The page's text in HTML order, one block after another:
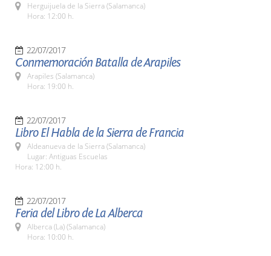
Herguijuela de la Sierra (Salamanca)
Hora: 12:00 h.
22/07/2017
Conmemoración Batalla de Arapiles
Arapiles (Salamanca)
Hora: 19:00 h.
22/07/2017
Libro El Habla de la Sierra de Francia
Aldeanueva de la Sierra (Salamanca)
Lugar: Antiguas Escuelas
Hora: 12:00 h.
22/07/2017
Feria del Libro de La Alberca
Alberca (La) (Salamanca)
Hora: 10:00 h.